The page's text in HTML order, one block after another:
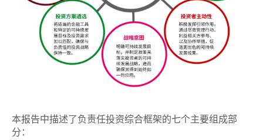
本报告中描述了负责任投资综合框架的七个主要组成部
分：